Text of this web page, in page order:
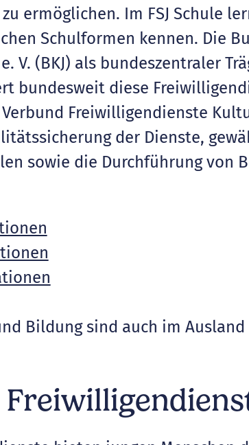
ermöglichen. Im FSJ Schule
Schulformen kennen. Die
V. (BKJ) als bundeszentraler
bundesweit diese
Verbund Freiwilligendienste
der Dienste,
sowie die Durchführung von
Bildung sind auch im